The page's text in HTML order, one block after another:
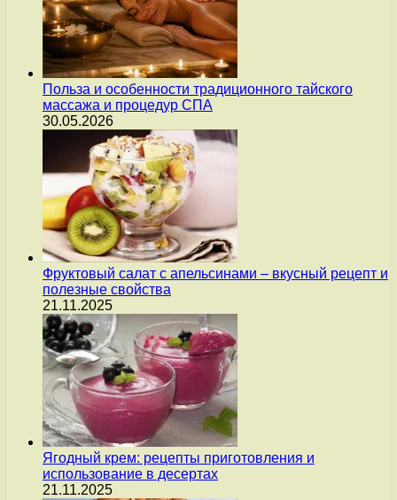
Польза и особенности традиционного тайского
массажа и процедур СПА
30.05.2026
Фруктовый салат с апельсинами – вкусный рецепт и
полезные свойства
21.11.2025
Ягодный крем: рецепты приготовления и
использование в десертах
21.11.2025